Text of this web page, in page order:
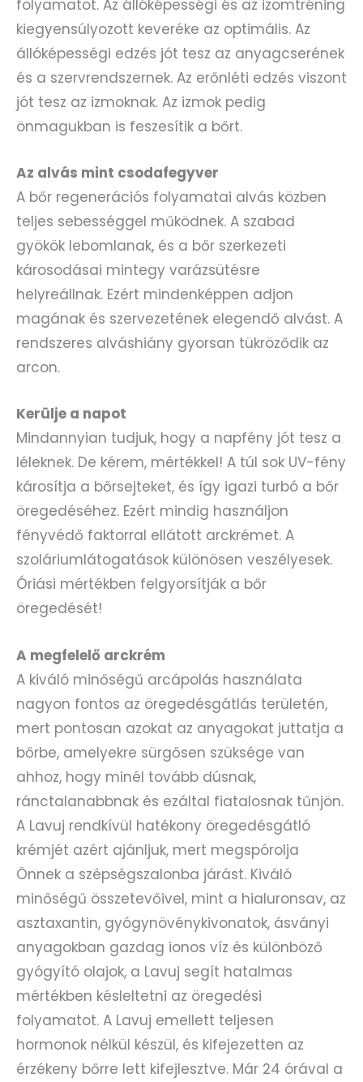
folyamatot. Az állóképességi és az izomtréning
kiegyensúlyozott keveréke az optimális. Az
állóképességi edzés jót tesz az anyagcserének
és a szervrendszernek. Az erőnléti edzés viszont
jót tesz az izmoknak. Az izmok pedig
önmagukban is feszesítik a bőrt.
Az alvás mint csodafegyver
A bőr regenerációs folyamatai alvás közben
teljes sebességgel működnek. A szabad
gyökök lebomlanak, és a bőr szerkezeti
károsodásai mintegy varázsütésre
helyreállnak. Ezért mindenképpen adjon
magának és szervezetének elegendő alvást. A
rendszeres alváshiány gyorsan tükröződik az
arcon.
Kerülje a napot
Mindannyian tudjuk, hogy a napfény jót tesz a
léleknek. De kérem, mértékkel! A túl sok UV-fény
károsítja a bőrsejteket, és így igazi turbó a bőr
öregedéséhez. Ezért mindig használjon
fényvédő faktorral ellátott arckrémet. A
szoláriumlátogatások különösen veszélyesek.
Óriási mértékben felgyorsítják a bőr
öregedését!
A megfelelő arckrém
A kiváló minőségű arcápolás használata
nagyon fontos az öregedésgátlás területén,
mert pontosan azokat az anyagokat juttatja a
bőrbe, amelyekre sürgősen szüksége van
ahhoz, hogy minél tovább dúsnak,
ránctalanabbnak és ezáltal fiatalosnak tűnjön.
A Lavuj rendkívül hatékony öregedésgátló
krémjét azért ajánljuk, mert megspórolja
Önnek a szépségszalonba járást. Kiváló
minőségű összetevőivel, mint a hialuronsav, az
asztaxantin, gyógynövénykivonatok, ásványi
anyagokban gazdag ionos víz és különböző
gyógyító olajok, a Lavuj segít hatalmas
mértékben késleltetni az öregedési
folyamatot. A Lavuj emellett teljesen
hormonok nélkül készül, és kifejezetten az
érzékeny bőrre lett kifejlesztve. Már 24 órával a